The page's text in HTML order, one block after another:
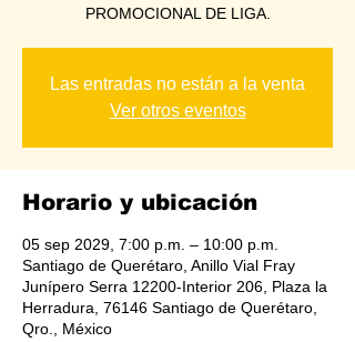
PROMOCIONAL DE LIGA.
Las entradas no están a la venta
Ver otros eventos
Horario y ubicación
05 sep 2029, 7:00 p.m. – 10:00 p.m.
Santiago de Querétaro, Anillo Vial Fray
Junípero Serra 12200-Interior 206, Plaza la
Herradura, 76146 Santiago de Querétaro,
Qro., México